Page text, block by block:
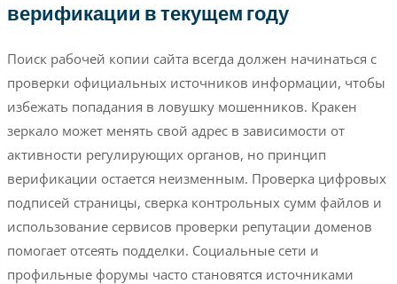
верификации в текущем году
Поиск рабочей копии сайта всегда должен начинаться с
проверки официальных источников информации, чтобы
избежать попадания в ловушку мошенников. Кракен
зеркало может менять свой адрес в зависимости от
активности регулирующих органов, но принцип
верификации остается неизменным. Проверка цифровых
подписей страницы, сверка контрольных сумм файлов и
использование сервисов проверки репутации доменов
помогает отсеять подделки. Социальные сети и
профильные форумы часто становятся источниками